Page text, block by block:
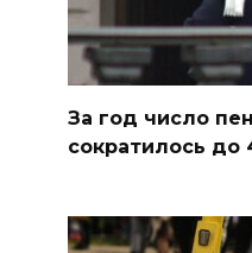
За год число
сократилось до